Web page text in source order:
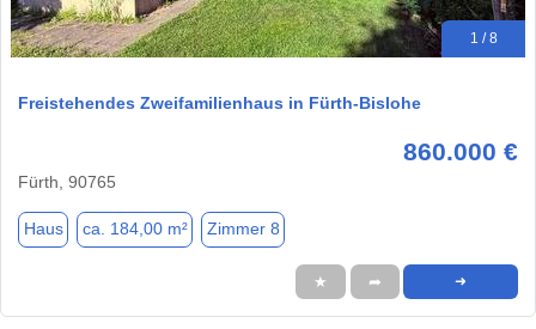
1 / 8
Freistehendes Zweifamilienhaus in Fürth-Bislohe
860.000 €
Fürth, 90765
Haus ca. 184,00 m² Zimmer 8
★ ➦ ➜